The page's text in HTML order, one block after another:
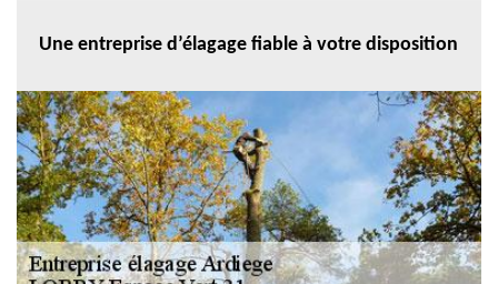
Une entreprise d’élagage fiable à votre disposition